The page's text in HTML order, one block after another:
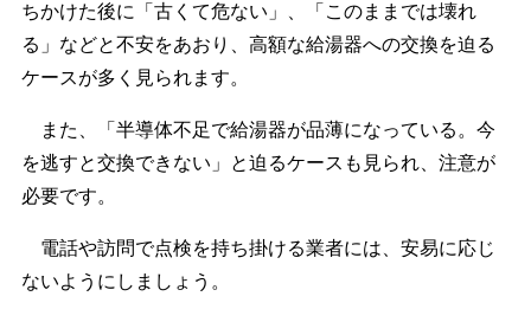
ちかけた後に「古くて危ない」、「このままでは壊れ
る」などと不安をあおり、高額な給湯器への交換を迫る
ケースが多く見られます。
また、「半導体不足で給湯器が品薄になっている。今
を逃すと交換できない」と迫るケースも見られ、注意が
必要です。
電話や訪問で点検を持ち掛ける業者には、安易に応じ
ないようにしましょう。